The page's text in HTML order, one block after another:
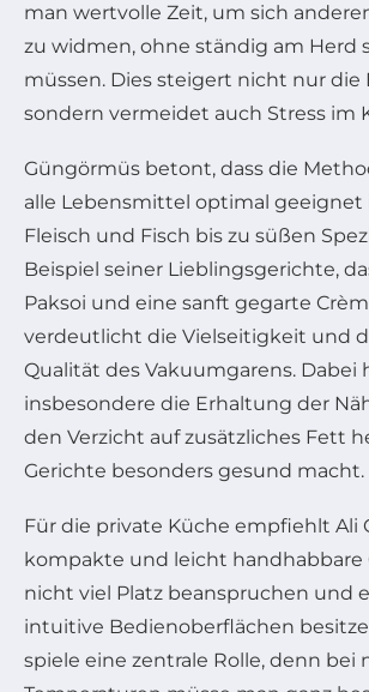
man wertvolle Zeit, um sich
zu widmen, ohne ständig am Herd
müssen. Dies steigert nicht nur die
sondern vermeidet auch Stress im
Güngörmüs betont, dass die
alle Lebensmittel optimal geeignet
Fleisch und Fisch bis zu süßen
Beispiel seiner Lieblingsgerichte,
Paksoi und eine sanft gegarte
verdeutlicht die Vielseitigkeit und
Qualität des Vakuumgarens. Dabei
insbesondere die Erhaltung der
den Verzicht auf zusätzliches Fett
Gerichte besonders gesund macht.
Für die private Küche empfiehlt Ali
kompakte und leicht handhabbare
nicht viel Platz beanspruchen und
intuitive Bedienoberflächen
spiele eine zentrale Rolle, denn bei